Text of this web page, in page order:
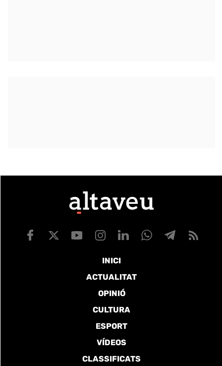
INICI
ACTUALITAT
OPINIÓ
CULTURA
ESPORT
VÍDEOS
CLASSIFICATS